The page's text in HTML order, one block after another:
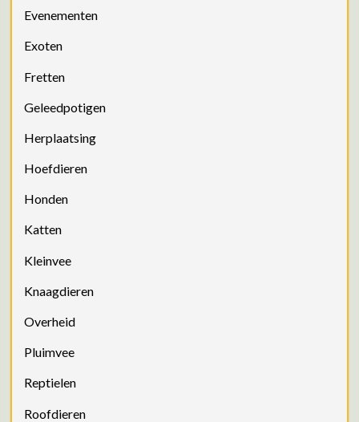
Evenementen
Exoten
Fretten
Geleedpotigen
Herplaatsing
Hoefdieren
Honden
Katten
Kleinvee
Knaagdieren
Overheid
Pluimvee
Reptielen
Roofdieren